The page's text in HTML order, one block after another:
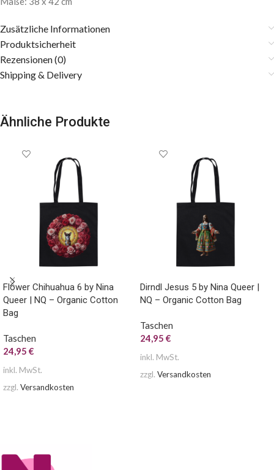
Zusätzliche Informationen
Produktsicherheit
Rezensionen (0)
Shipping & Delivery
Ähnliche Produkte
Flower Chihuahua 6 by Nina
Queer | NQ – Organic Cotton
Bag
Taschen
24,95 €
inkl. MwSt.
zzgl. Versandkosten
Dirndl Jesus 5 by Nina Queer |
NQ – Organic Cotton Bag
Taschen
24,95 €
inkl. MwSt.
zzgl. Versandkosten